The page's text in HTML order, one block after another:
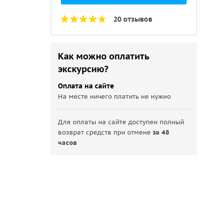
20 отзывов
Как можно оплатить
экскурсию?
Оплата на сайте
На месте ничего платить не нужно
Для оплаты на сайте доступен полный
возврат средств при отменеза 48
часов